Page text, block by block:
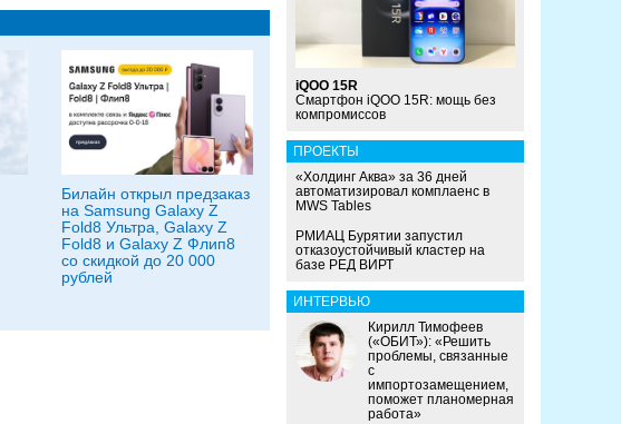
Билайн открыл предзаказ
на Samsung Galaxy Z
Fold8 Ультра, Galaxy Z
Fold8 и Galaxy Z Флип8
со скидкой до 20 000
рублей
iQOO 15R
Смартфон iQOO 15R: мощь без
компромиссов
ПРОЕКТЫ
«Холдинг Аква» за 36 дней
автоматизировал комплаенс в
MWS Tables
РМИАЦ Бурятии запустил
отказоустойчивый кластер на
базе РЕД ВИРТ
ИНТЕРВЬЮ
Кирилл Тимофеев
(«ОБИТ»): «Решить
проблемы, связанные
с
импортозамещением,
поможет планомерная
работа»